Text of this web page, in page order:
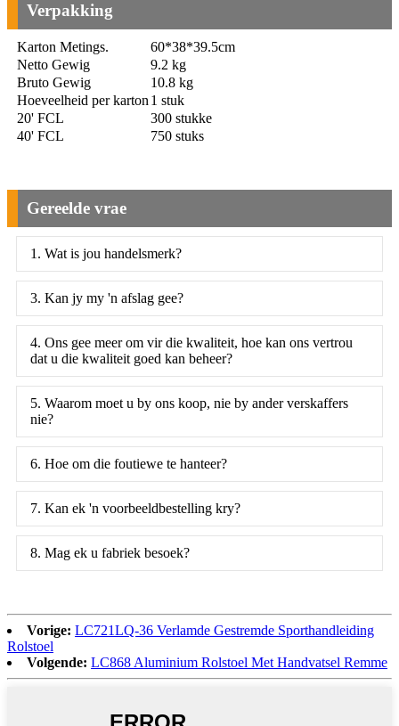
Verpakking
Karton Metings.
60*38*39.5cm
Netto Gewig
9.2 kg
Bruto Gewig
10.8 kg
Hoeveelheid per karton 1 stuk
20' FCL
300 stukke
40' FCL
750 stuks
Gereelde vrae
1. Wat is jou handelsmerk?
3. Kan jy my 'n afslag gee?
4. Ons gee meer om vir die kwaliteit, hoe kan ons vertrou
dat u die kwaliteit goed kan beheer?
5. Waarom moet u by ons koop, nie by ander verskaffers
nie?
6. Hoe om die foutiewe te hanteer?
7. Kan ek 'n voorbeeldbestelling kry?
8. Mag ek u fabriek besoek?
Vorige: LC721LQ-36 Verlamde Gestremde Sporthandleiding
Rolstoel
Volgende: LC868 Aluminium Rolstoel Met Handvatsel Remme